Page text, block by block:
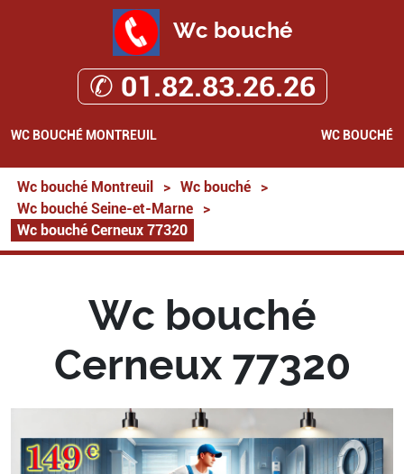
Wc bouché
✆ 01.82.83.26.26
WC BOUCHÉ MONTREUIL WC BOUCHÉ
Wc bouché Montreuil > Wc bouché
>
Wc bouché Seine-et-Marne
>
Wc bouché Cerneux 77320
Wc bouché
Cerneux 77320